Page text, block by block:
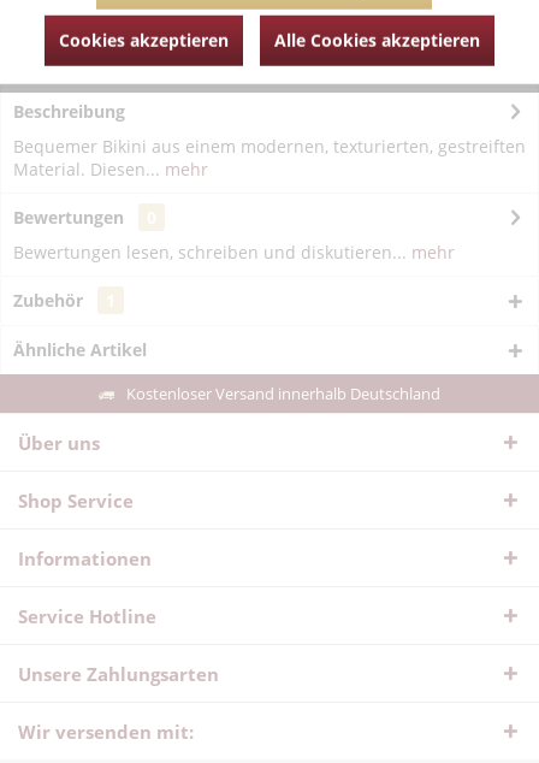
Beschreibung
Bequemer Bikini aus einem modernen, texturierten, gestreiften
Material. Diesen... mehr
Bewertungen
Bewertungen lesen, schreiben und diskutieren... mehr
Zubehör
Ähnliche Artikel
Kostenloser Versand innerhalb Deutschland
Über uns
Shop Service
Informationen
Service Hotline
Unsere Zahlungsarten
Wir versenden mit:
Cookies akzeptieren Alle Cookies akzeptieren